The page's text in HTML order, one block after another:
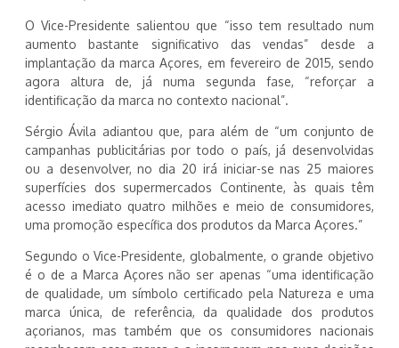
O Vice-Presidente salientou que “isso tem resultado num
aumento bastante significativo das vendas” desde a
implantação da marca Açores, em fevereiro de 2015, sendo
agora altura de, já numa segunda fase, “reforçar a
identificação da marca no contexto nacional”.
Sérgio Ávila adiantou que, para além de “um conjunto de
campanhas publicitárias por todo o país, já desenvolvidas
ou a desenvolver, no dia 20 irá iniciar-se nas 25 maiores
superfícies dos supermercados Continente, às quais têm
acesso imediato quatro milhões e meio de consumidores,
uma promoção específica dos produtos da Marca Açores.”
Segundo o Vice-Presidente, globalmente, o grande objetivo
é o de a Marca Açores não ser apenas “uma identificação
de qualidade, um símbolo certificado pela Natureza e uma
marca única, de referência, da qualidade dos produtos
açorianos, mas também que os consumidores nacionais